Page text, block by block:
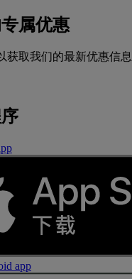
属优惠
获取我们的最新优惠信息
app